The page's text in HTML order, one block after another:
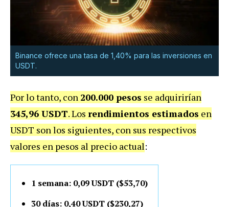
Binance ofrece una tasa de 1,40% para las inversiones en
USDT.
Por lo tanto, con 200.000 pesos se adquirirían
345,96 USDT. Los rendimientos estimados en
USDT son los siguientes, con sus respectivos
valores en pesos al precio actual:
1 semana: 0,09 USDT ($53,70)
30 días: 0,40 USDT ($230,27)